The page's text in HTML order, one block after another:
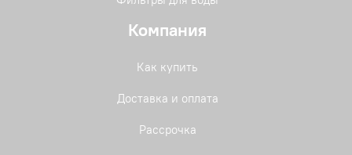
Компания
Как купить
Доставка и оплата
Рассрочка